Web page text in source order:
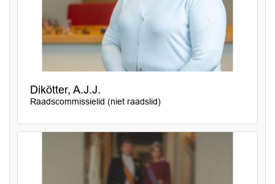
Dikötter, A.J.J.
Raadscommissielid (niet raadslid)